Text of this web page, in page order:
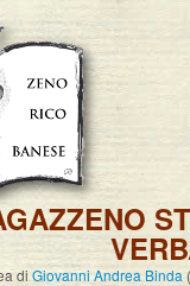
di Giovanni Andrea Binda